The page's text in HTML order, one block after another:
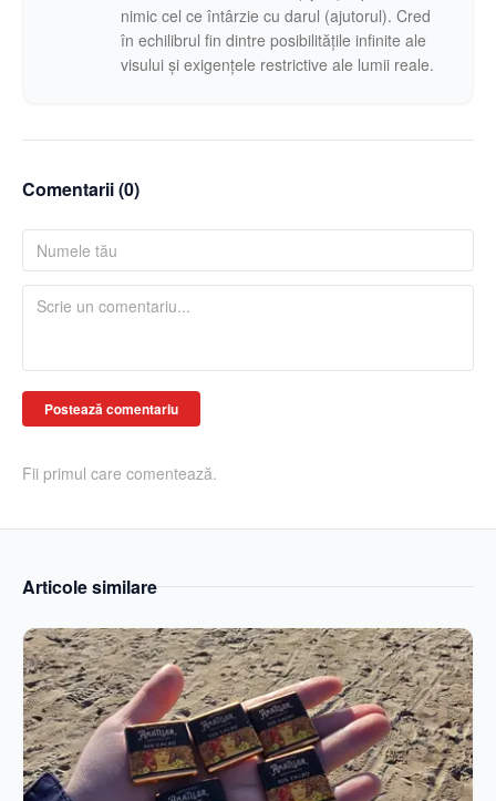
nimic cel ce întârzie cu darul (ajutorul). Cred
în echilibrul fin dintre posibilitățile infinite ale
visului și exigențele restrictive ale lumii reale.
Comentarii (0)
Postează comentariu
Fii primul care comentează.
Articole similare